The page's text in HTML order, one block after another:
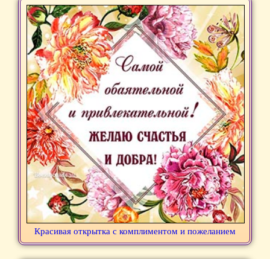
Красивая открытка с комплиментом и пожеланием